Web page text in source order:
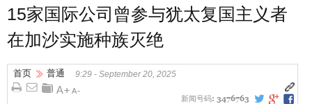
منو15家国际公司曾参与犹太复国主义者
在加沙实施种族灭绝
首页 普通 9:29 - September 20, 2025
新闻号码: 3476763